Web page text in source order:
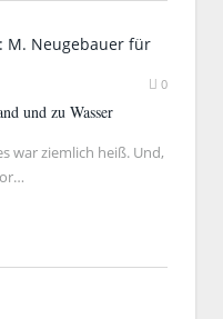
0
und zu Wasser
war ziemlich heiß. Und,